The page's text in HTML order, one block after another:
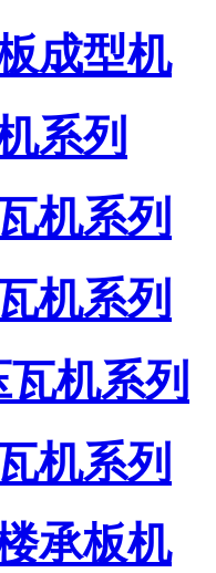
成型机
系列
机系列
机系列
机系列
机系列
承板机